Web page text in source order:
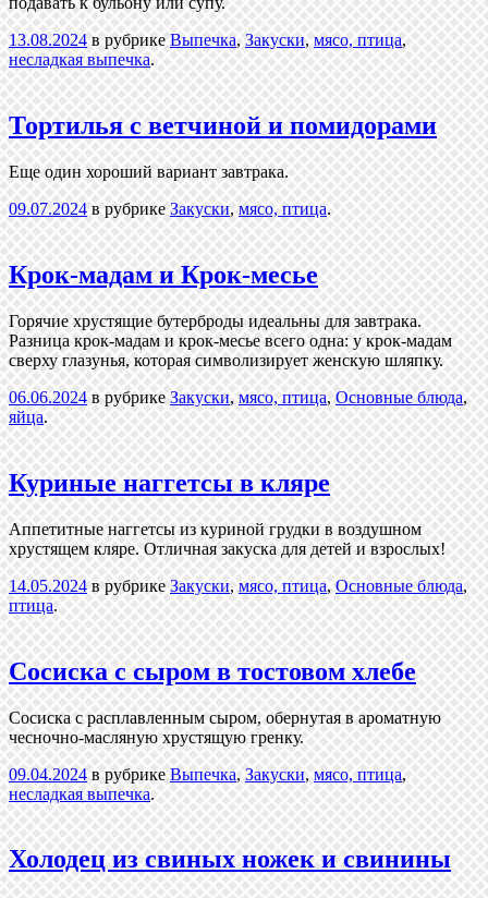
13.08.2024в рубрикеВыпечка,Закуски,мясо, птица,
несладкая выпечка.
Тортилья с ветчиной и помидорами
Еще один хороший вариант завтрака.
09.07.2024в рубрикеЗакуски,мясо, птица.
Крок-мадам и Крок-месье
Горячие хрустящие бутерброды идеальны для завтрака.
Разница крок-мадам и крок-месье всего одна: у крок-мадам
сверху глазунья, которая символизирует женскую шляпку.
06.06.2024в рубрикеЗакуски,мясо, птица,Основные блюда,
яйца.
Куриные наггетсы в кляре
Аппетитные наггетсы из куриной грудки в воздушном
хрустящем кляре. Отличная закуска для детей и взрослых!
14.05.2024в рубрикеЗакуски,мясо, птица, Основные блюда,
птица.
Cосиска с сыром в тостовом хлебе
Сосиска с расплавленным сыром, обернутая в ароматную
чесночно-масляную хрустящую гренку.
09.04.2024в рубрикеВыпечка, Закуски,мясо, птица,
несладкая выпечка.
Холодец из свиных ножек и свинины